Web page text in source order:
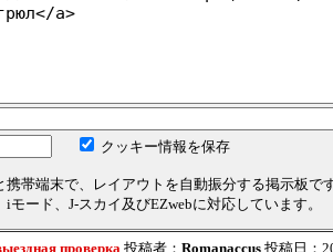
クッキー情報を保存
携帯端末で、レイアウトを自動振分する掲示板で
iモード、J-スカイ及びEZwebに対応しています。
проверка 投稿者： Romanaccus 投稿日：